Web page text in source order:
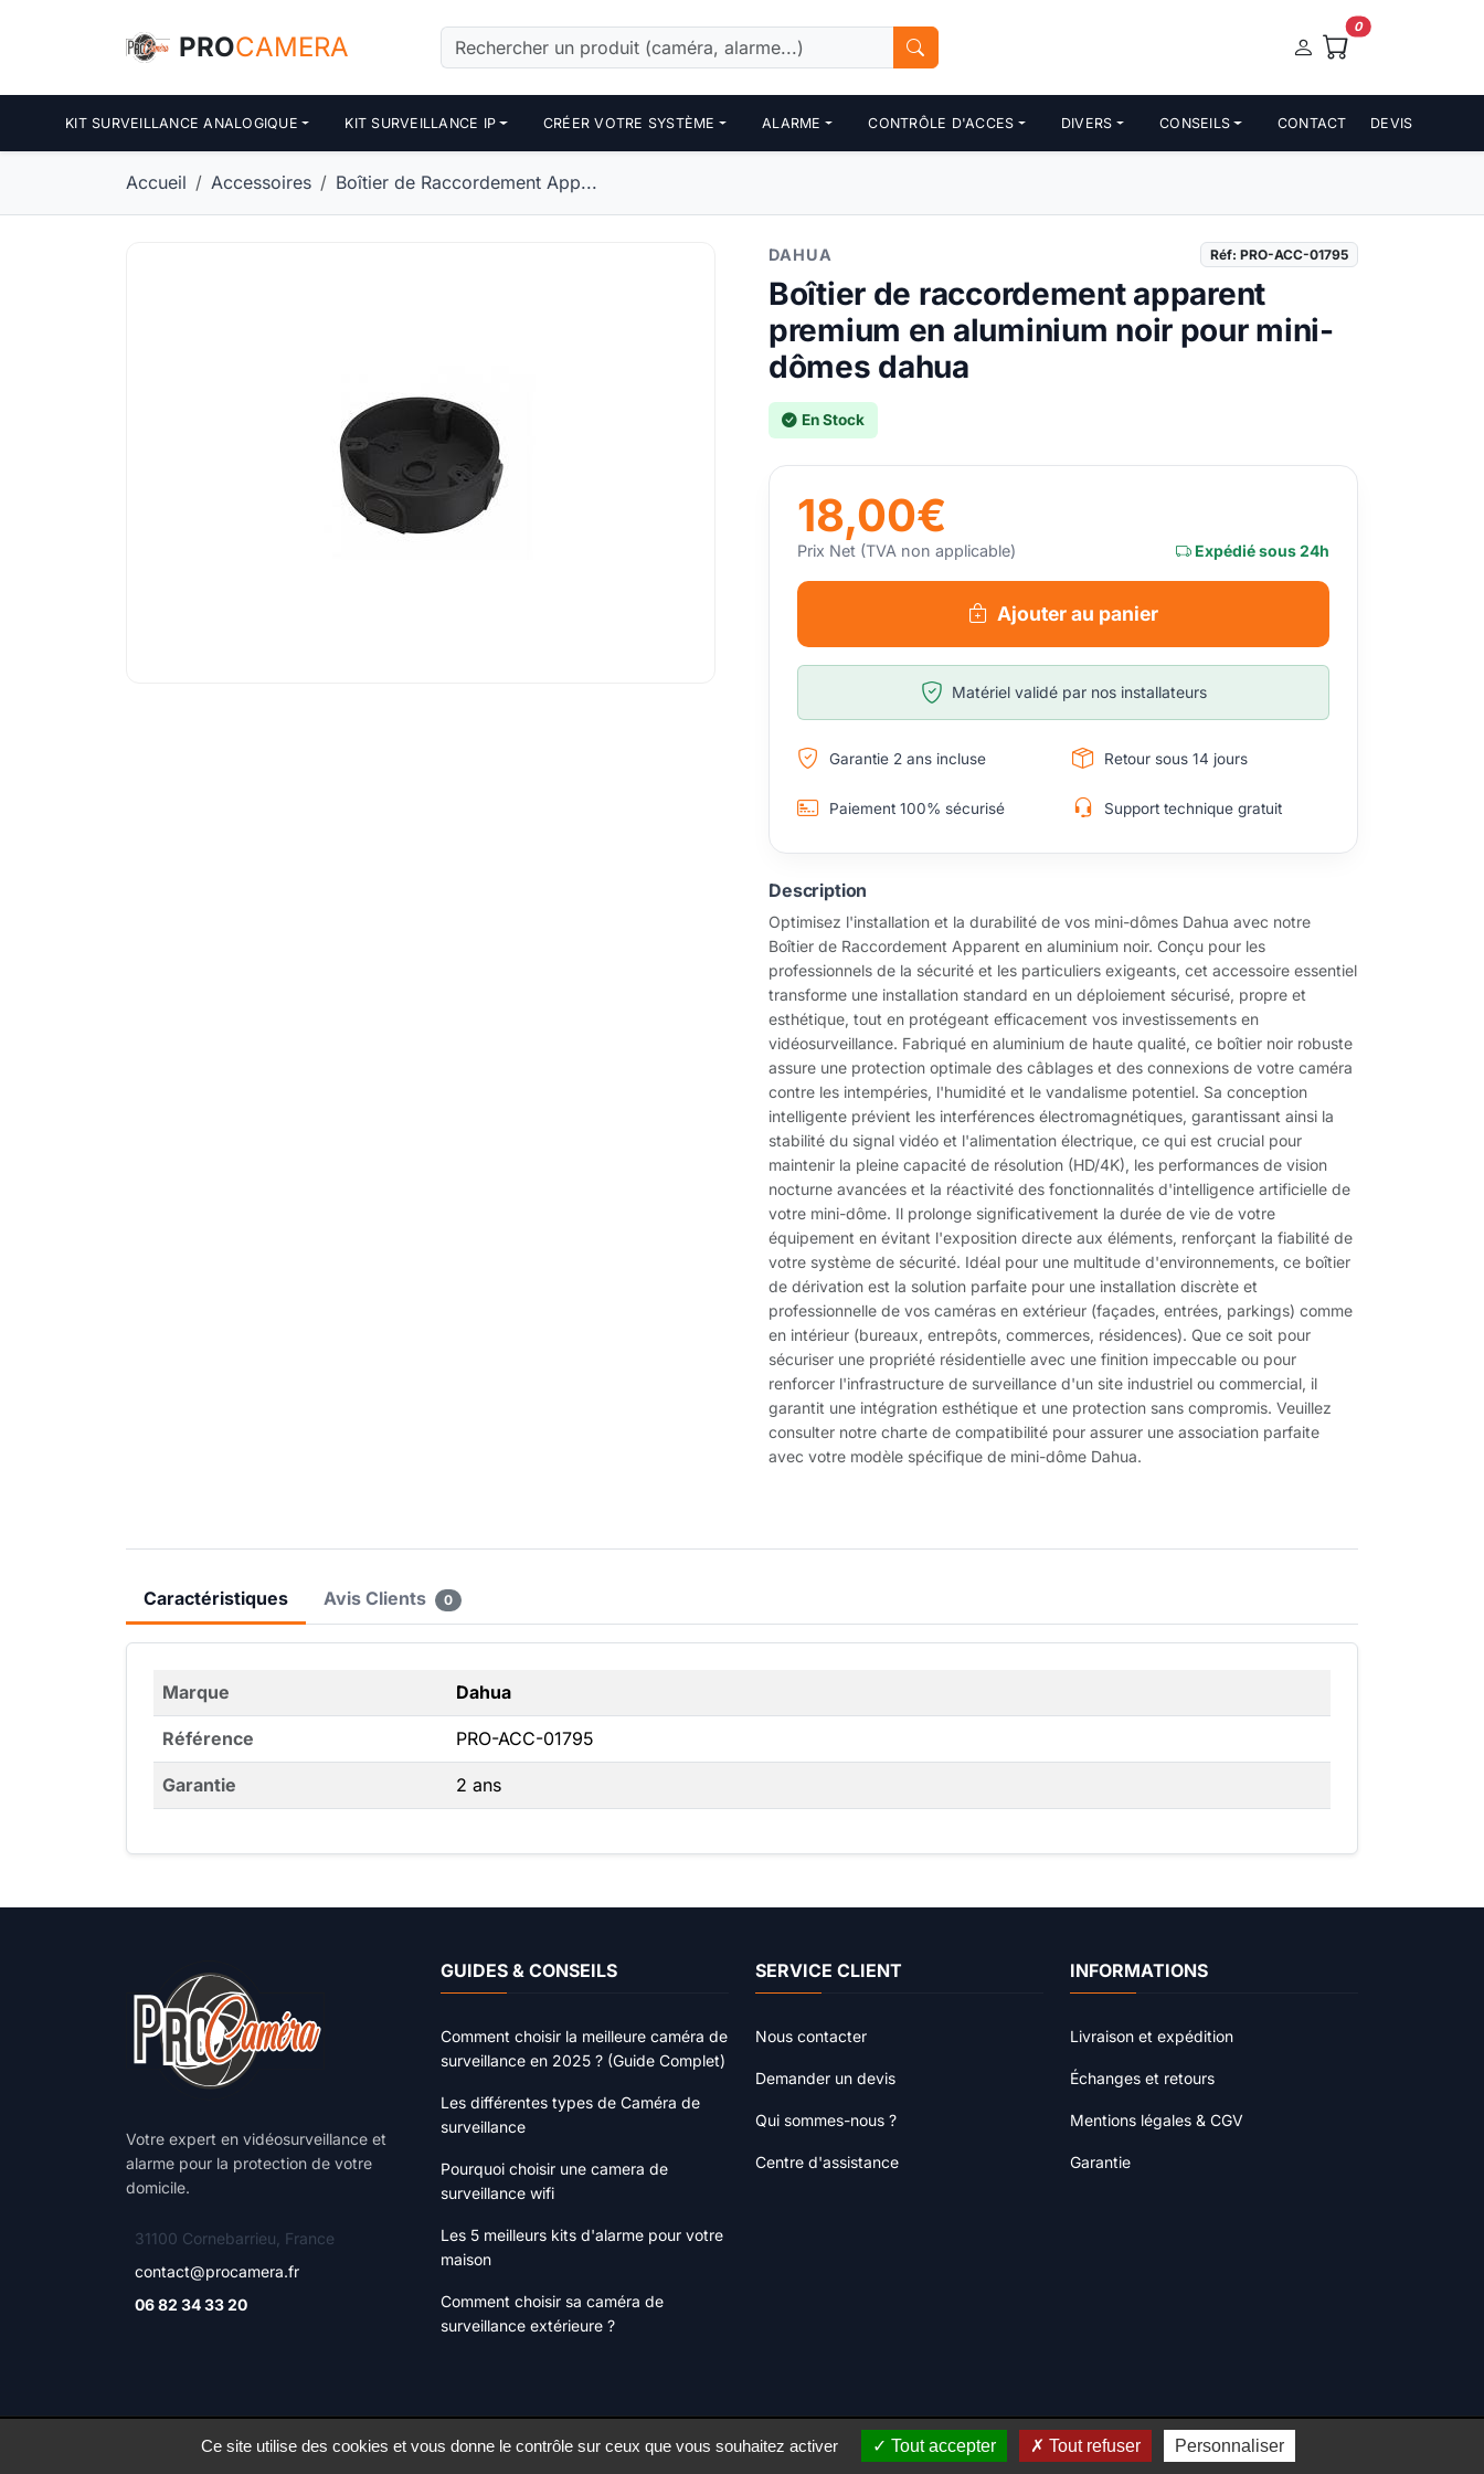
PROCAMERA
0
KIT SURVEILLANCE ANALOGIQUE KIT SURVEILLANCE IP CRÉER VOTRE SYSTÈME ALARME CONTRÔLE D'ACCES DIVERS CONSEILS CONTACT DEVIS
Accueil Accessoires Boîtier de Raccordement App...
DAHUA Réf: PRO-ACC-01795
Boîtier de raccordement apparent
premium en aluminium noir pour mini-
dômes dahua
En Stock
18,00€
Prix Net (TVA non applicable) Expédié sous 24h
Ajouter au panier
Matériel validé par nos installateurs
Garantie 2 ans incluse Retour sous 14 jours
Paiement 100% sécurisé Support technique gratuit
Description
Optimisez l'installation et la durabilité de vos mini-dômes Dahua avec notre
Boîtier de Raccordement Apparent en aluminium noir. Conçu pour les
professionnels de la sécurité et les particuliers exigeants, cet accessoire essentiel
transforme une installation standard en un déploiement sécurisé, propre et
esthétique, tout en protégeant efficacement vos investissements en
vidéosurveillance. Fabriqué en aluminium de haute qualité, ce boîtier noir robuste
assure une protection optimale des câblages et des connexions de votre caméra
contre les intempéries, l'humidité et le vandalisme potentiel. Sa conception
intelligente prévient les interférences électromagnétiques, garantissant ainsi la
stabilité du signal vidéo et l'alimentation électrique, ce qui est crucial pour
maintenir la pleine capacité de résolution (HD/4K), les performances de vision
nocturne avancées et la réactivité des fonctionnalités d'intelligence artificielle de
votre mini-dôme. Il prolonge significativement la durée de vie de votre
équipement en évitant l'exposition directe aux éléments, renforçant la fiabilité de
votre système de sécurité. Idéal pour une multitude d'environnements, ce boîtier
de dérivation est la solution parfaite pour une installation discrète et
professionnelle de vos caméras en extérieur (façades, entrées, parkings) comme
en intérieur (bureaux, entrepôts, commerces, résidences). Que ce soit pour
sécuriser une propriété résidentielle avec une finition impeccable ou pour
renforcer l'infrastructure de surveillance d'un site industriel ou commercial, il
garantit une intégration esthétique et une protection sans compromis. Veuillez
consulter notre charte de compatibilité pour assurer une association parfaite
avec votre modèle spécifique de mini-dôme Dahua.
Caractéristiques Avis Clients 0
Marque Dahua
Référence PRO-ACC-01795
Garantie 2 ans
Votre expert en vidéosurveillance et
alarme pour la protection de votre
domicile.
31100 Cornebarrieu, France
contact@procamera.fr
06 82 34 33 20
GUIDES & CONSEILS
Comment choisir la meilleure caméra de
surveillance en 2025 ? (Guide Complet)
Les différentes types de Caméra de
surveillance
Pourquoi choisir une camera de
surveillance wifi
Les 5 meilleurs kits d'alarme pour votre
maison
Comment choisir sa caméra de
surveillance extérieure ?
SERVICE CLIENT
Nous contacter
Demander un devis
Qui sommes-nous ?
Centre d'assistance
INFORMATIONS
Livraison et expédition
Échanges et retours
Mentions légales & CGV
Garantie
© 2022 - 2026Procamera.fr. Tous droits réservés. Site réalisé par Web'Création
Ce site utilise des cookies et vous donne le contrôle sur ceux que vous souhaitez activer Tout accepter Tout refuser Personnaliser